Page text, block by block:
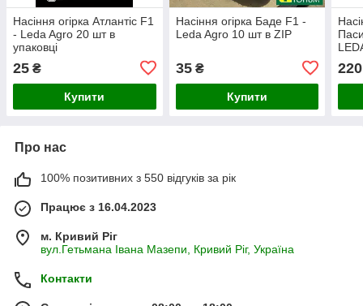
Насіння огірка Атлантіс F1
- Leda Agro 20 шт в
упаковці
25 ₴
Купити
Насіння огірка Баде F1 -
Leda Agro 10 шт в ZIP
35₴
Купити
220
Про нас
100% позитивних з 550 відгуків за рік
Працює з 16.04.2023
м. Кривий Ріг
вул.Гетьмана Івана Мазепи, Кривий Ріг, Україна
Контакти